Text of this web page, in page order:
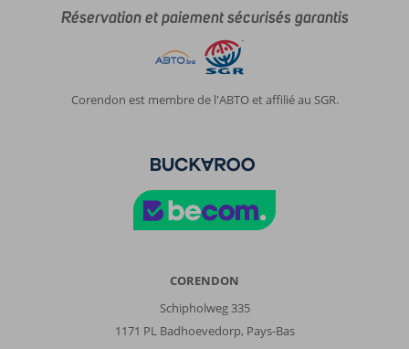
Réservation et paiement sécurisés garantis
Corendon est membre de l'ABTO et affilié au SGR.
CORENDON
Schipholweg 335
1171 PL Badhoevedorp, Pays-Bas